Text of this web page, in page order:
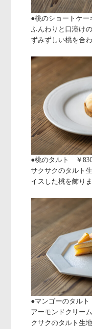
●桃のショートケ
ふんわりと口溶け
ずみずしい桃を合わ
●桃のタルト ￥
サクサクのタルト
イスした桃を飾りま
●マンゴーのタル
アーモンドクリー
クサクのタルト生